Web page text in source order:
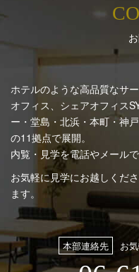
ホテルのような高品質なサ
オフィス、シェアオフィス
ー・堂島・北浜・本町・神
の11拠点で展開。
内覧・見学を電話やメール
お気軽に見学にお越しくだ
ます。
本部連絡先 お